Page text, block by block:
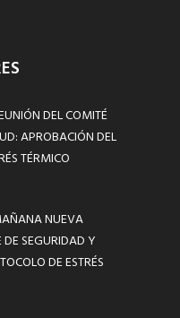
DEL COMITÉ
APROBACIÓN DEL
TÉRMICO
NUEVA
SEGURIDAD Y
DE ESTRÉS